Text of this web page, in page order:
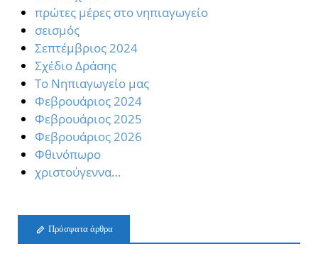
πρώτες μέρες στο νηπιαγωγείο
σεισμός
Σεπτέμβριος 2024
Σχέδιο Δράσης
Το Νηπιαγωγείο μας
Φεβρουάριος 2024
Φεβρουάριος 2025
Φεβρουάριος 2026
Φθινόπωρο
χριστούγεννα…
Πρόσφατα άρθρα